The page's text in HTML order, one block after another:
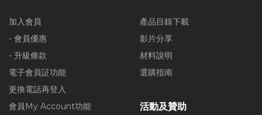
加入會員
- 會員優惠
- 升級條款
電子會員証功能
更換電話再登入
會員My Account功能
產品目錄下載
影片分享
材料說明
選購指南
活動及贊助